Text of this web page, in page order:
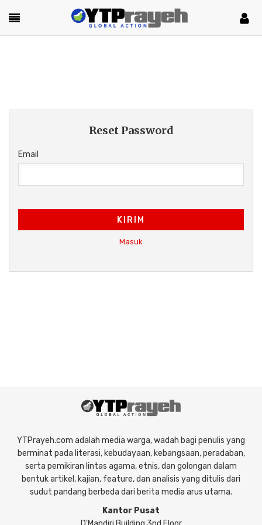
Reset Password
Email
KIRIM
Masuk
YTPrayeh.com adalah media warga, wadah bagi penulis yang
berminat pada literasi, kebudayaan, kebangsaan, peradaban,
serta pemikiran lintas agama, etnis, dan golongan dalam
bentuk artikel, kajian, feature, dan analisis yang ditulis dari
sudut pandang berbeda dari berita media arus utama.
Kantor Pusat